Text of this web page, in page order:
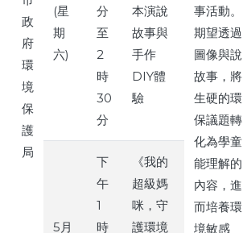
政
府
環
境
保
護
局
事活動。
期望透過
圖像與說
故事，將
生硬的環
保議題轉
化為學童
能理解的
內容，進
而培養環
境敏感
(星
期
六)
分
至
2
時
30
分
本演說
故事與
手作
DIY體
驗
5月
下
午
1
時
《我的
超級媽
咪，守
護環境